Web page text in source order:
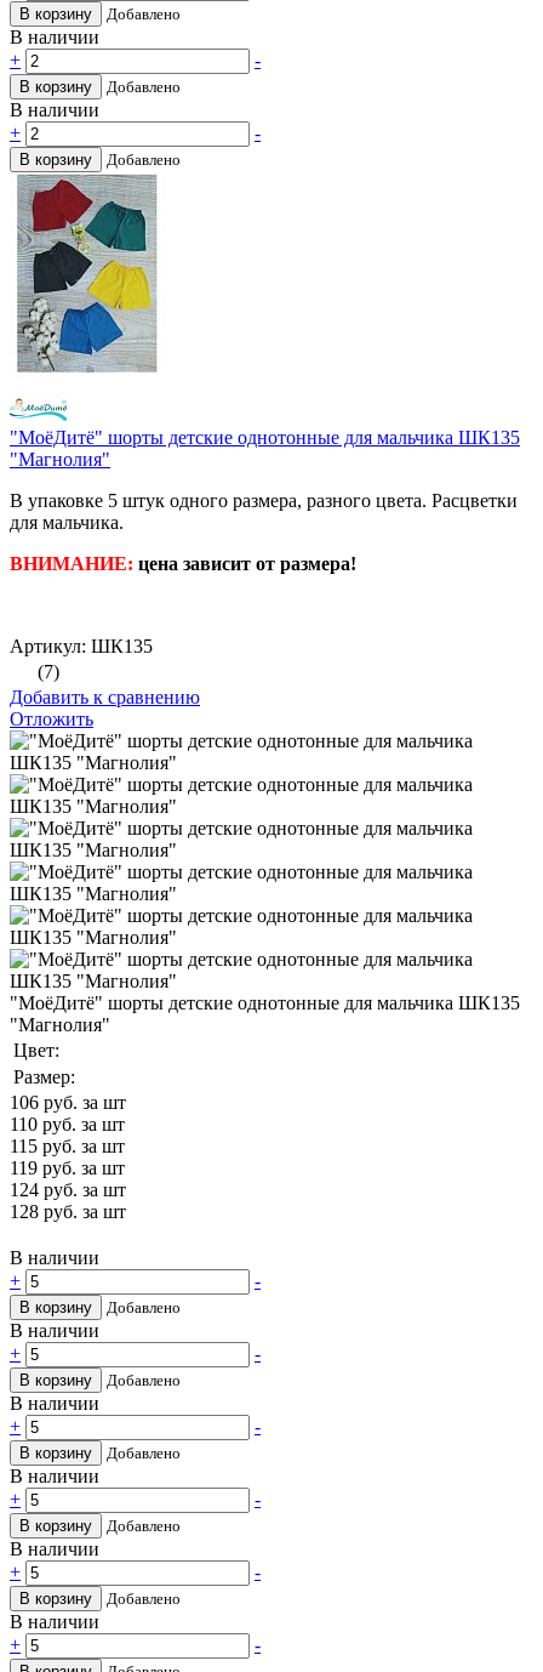
В корзину Добавлено
В наличии
+
-
В корзину Добавлено
В наличии
+
-
В корзину Добавлено
"МоёДитё" шорты детские однотонные для мальчика ШК135
"Магнолия"
В упаковке 5 штук одного размера, разного цвета. Расцветки
для мальчика.
ВНИМАНИЕ: цена зависит от размера!
Артикул: ШК135
(7)
Добавить к сравнению
Отложить
"МоёДитё" шорты детские однотонные для мальчика ШК135
"Магнолия"
Цвет:
Размер:
106 руб. за шт
110 руб. за шт
115 руб. за шт
119 руб. за шт
124 руб. за шт
128 руб. за шт
В наличии
+
-
В корзину Добавлено
В наличии
+
-
В корзину Добавлено
В наличии
+
-
В корзину Добавлено
В наличии
+
-
В корзину Добавлено
В наличии
+
-
В корзину Добавлено
В наличии
+
-